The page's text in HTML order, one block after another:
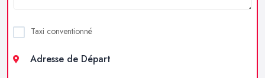
Taxi conventionné
Adresse de Départ